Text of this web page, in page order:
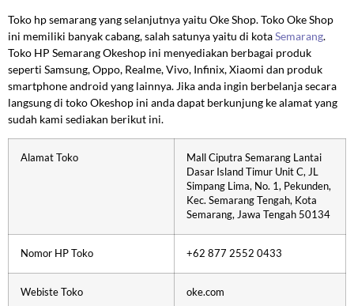
Toko hp semarang yang selanjutnya yaitu Oke Shop. Toko Oke Shop
ini memiliki banyak cabang, salah satunya yaitu di kotaSemarang.
Toko HP Semarang Okeshop ini menyediakan berbagai produk
seperti Samsung, Oppo, Realme, Vivo, Infinix, Xiaomi dan produk
smartphone android yang lainnya. Jika anda ingin berbelanja secara
langsung di toko Okeshop ini anda dapat berkunjung ke alamat yang
sudah kami sediakan berikut ini.
Alamat Toko
Mall Ciputra Semarang Lantai
Dasar Island Timur Unit C, JL
Simpang Lima, No. 1, Pekunden,
Kec. Semarang Tengah, Kota
Semarang, Jawa Tengah 50134
Nomor HP Toko +62 877 2552 0433
Webiste Toko oke.com